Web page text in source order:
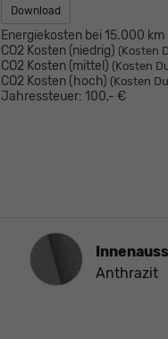
Download
Energiekosten bei 15.000
CO2 Kosten (niedrig) (Kosten
CO2 Kosten (mittel) (Kosten
CO2 Kosten (hoch) (Kosten
Jahressteuer: 100,- €
Innenausstattung
Anthrazit